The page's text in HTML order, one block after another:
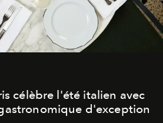
célèbre l'été italien avec
d'exception